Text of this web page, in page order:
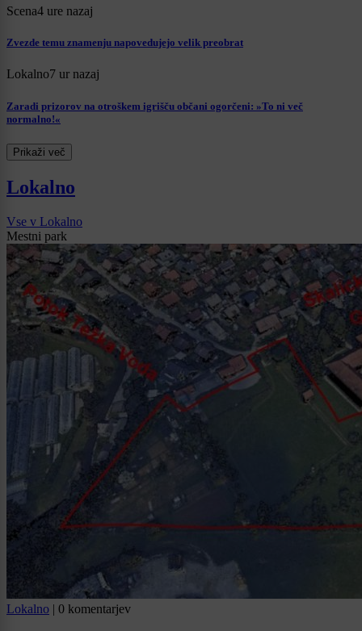
Scena4 ure nazaj
Zvezde temu znamenju napovedujejo velik preobrat
Lokalno7 ur nazaj
Zaradi prizorov na otroškem igrišču občani ogorčeni: »To ni več
normalno!«
Prikaži več
Lokalno
Vse v Lokalno
Mestni park
Lokalno | 0 komentarjev